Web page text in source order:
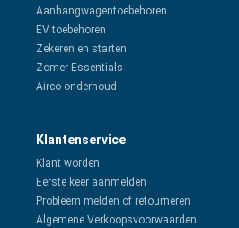
Aanhangwagentoebehoren
EV toebehoren
Zekeren en starten
Zomer Essentials
Airco onderhoud
Klantenservice
Klant worden
Eerste keer aanmelden
Probleem melden of retourneren
Algemene Verkoopsvoorwaarden